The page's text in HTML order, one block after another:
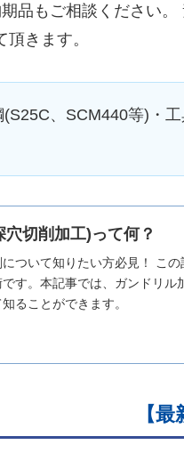
品もご相談ください
きます。
、SCM440等)・
穴切削加工)って何？
ついて知りたい方必見！ こ
です。本記事では、ガンドリ
ることができます。
【